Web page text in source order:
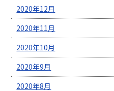
2020年12月
2020年11月
2020年10月
2020年9月
2020年8月